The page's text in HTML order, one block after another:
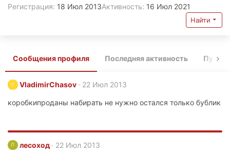
Регистрация 18 Июл 2013Активность 16 Июл 2021
Найти
Сообщения профиля Последняя активность
V VladimirChasov 22 Июл 2013
коробкипроданы набирать не нужно остался только бублик
Л лесоход 22 Июл 2013